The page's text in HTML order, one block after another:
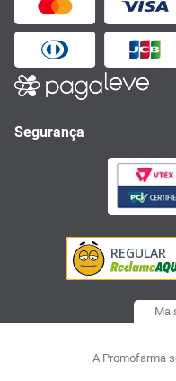
Segurança
A Promofarma